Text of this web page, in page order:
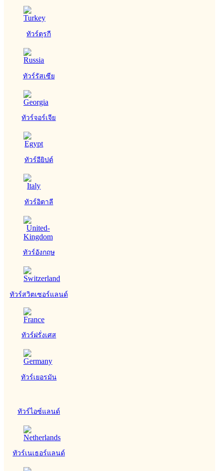
ทัวร์ตุรกี
ทัวร์รัสเซีย
ทัวร์จอร์เจีย
ทัวร์อียิปต์
ทัวร์อิตาลี
ทัวร์อังกฤษ
ทัวร์สวิตเซอร์แลนด์
ทัวร์ฝรั่งเศส
ทัวร์เยอรมัน
ทัวร์ไอซ์แลนด์
ทัวร์เนเธอร์แลนด์